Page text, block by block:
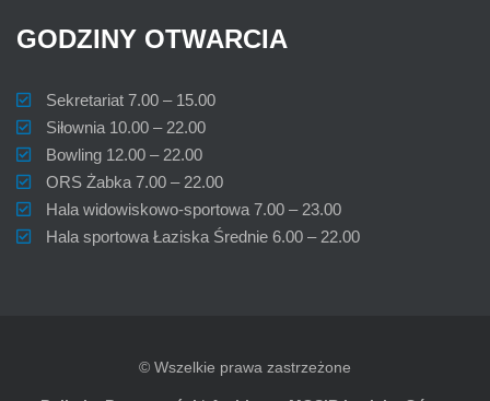
GODZINY OTWARCIA
Sekretariat 7.00 – 15.00
Siłownia 10.00 – 22.00
Bowling 12.00 – 22.00
ORS Żabka 7.00 – 22.00
Hala widowiskowo-sportowa 7.00 – 23.00
Hala sportowa Łaziska Średnie 6.00 – 22.00
© Wszelkie prawa zastrzeżone